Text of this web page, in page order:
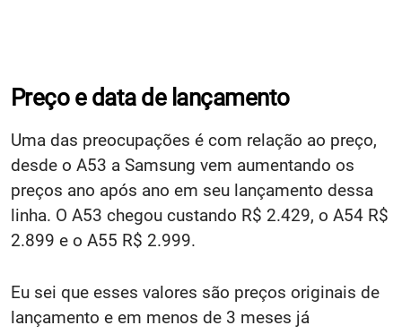
Preço e data de lançamento
Uma das preocupações é com relação ao preço,
desde o A53 a Samsung vem aumentando os
preços ano após ano em seu lançamento dessa
linha. O A53 chegou custando R$ 2.429, o A54 R$
2.899 e o A55 R$ 2.999.
Eu sei que esses valores são preços originais de
lançamento e em menos de 3 meses já